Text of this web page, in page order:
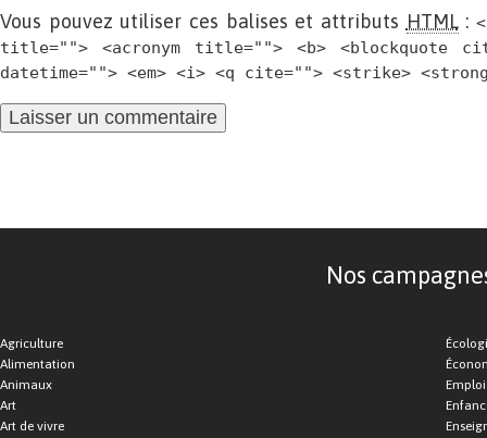
Vous pouvez utiliser ces balises et attributs HTML:
title=""> <acronym title=""> <b> <blockquote
datetime=""> <em> <i> <q cite=""> <strike>
Nos
Agriculture
Alimentation
Animaux
Art
Art de vivre
Emploi